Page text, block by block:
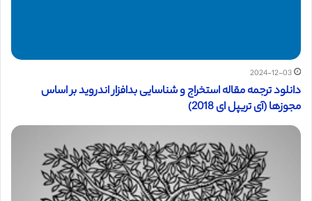
2024-12-03
دانلود ترجمه مقاله استخراج و شناسایی بدافزار اندروید بر اساس
مجوزها (آی تریپل ای 2018)